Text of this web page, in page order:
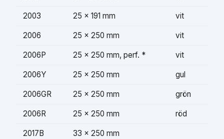
2003 25 × 191 mm vit
2006 25 × 250 mm vit
2006P 25 × 250 mm, perf. * vit
2006Y 25 × 250 mm gul
2006GR 25 × 250 mm grön
2006R 25 × 250 mm röd
2017B 33 × 250 mm